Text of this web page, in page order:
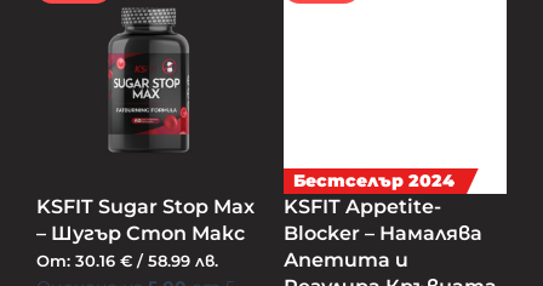
KSFIT Sugar Stop Max
– Шугър Стоп Макс
От: 30.16 € /58.99 лв.
Бестселър 2024
KSFIT Appetite-
Blocker – Намалява
Апетита и